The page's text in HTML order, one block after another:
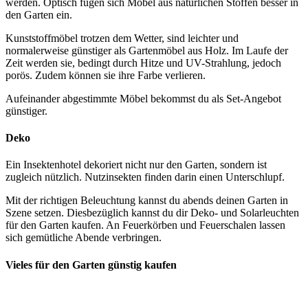
den Garten ein.
Kunststoffmöbel trotzen dem Wetter, sind leichter und
normalerweise günstiger als Gartenmöbel aus Holz. Im Laufe der
Zeit werden sie, bedingt durch Hitze und UV-Strahlung, jedoch
porös. Zudem können sie ihre Farbe verlieren.
Aufeinander abgestimmte Möbel bekommst du als Set-Angebot
günstiger.
Deko
Ein Insektenhotel dekoriert nicht nur den Garten, sondern ist
zugleich nützlich. Nutzinsekten finden darin einen Unterschlupf.
Mit der richtigen Beleuchtung kannst du abends deinen Garten in
Szene setzen. Diesbezüglich kannst du dir Deko- und Solarleuchten
für den Garten kaufen. An Feuerkörben und Feuerschalen lassen
sich gemütliche Abende verbringen.
Vieles für den Garten günstig kaufen